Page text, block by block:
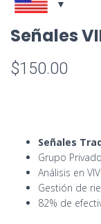
Señales
$150.00
Señales
Grupo Privado
Análisis en
Gestión de
82% de